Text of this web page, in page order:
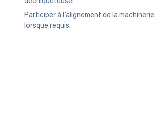
Participer à l’alignement de la
lorsque requis.